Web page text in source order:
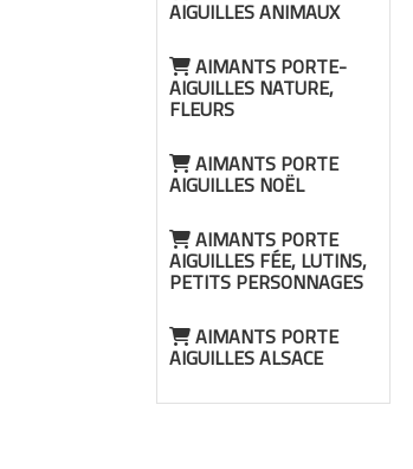
AIGUILLES ANIMAUX
AIMANTS PORTE-
AIGUILLES NATURE,
FLEURS
AIMANTS PORTE
AIGUILLES NOËL
AIMANTS PORTE
AIGUILLES FÉE, LUTINS,
PETITS PERSONNAGES
AIMANTS PORTE
AIGUILLES ALSACE